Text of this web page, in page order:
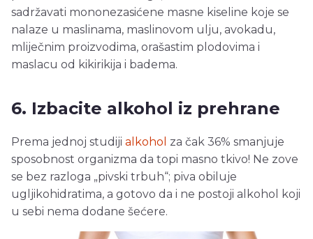
sadržavati mononezasićene masne kiseline koje se
nalaze u maslinama, maslinovom ulju, avokadu,
mliječnim proizvodima, orašastim plodovima i
maslacu od kikirikija i badema.
6. Izbacite alkohol iz prehrane
Prema jednoj studiji alkohol za čak 36% smanjuje
sposobnost organizma da topi masno tkivo! Ne zove
se bez razloga „pivski trbuh“; piva obiluje
ugljikohidratima, a gotovo da i ne postoji alkohol koji
u sebi nema dodane šećere.